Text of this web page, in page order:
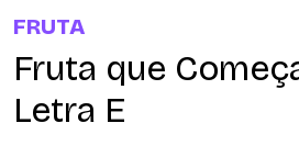
FRUTA
Fruta que
Letra E